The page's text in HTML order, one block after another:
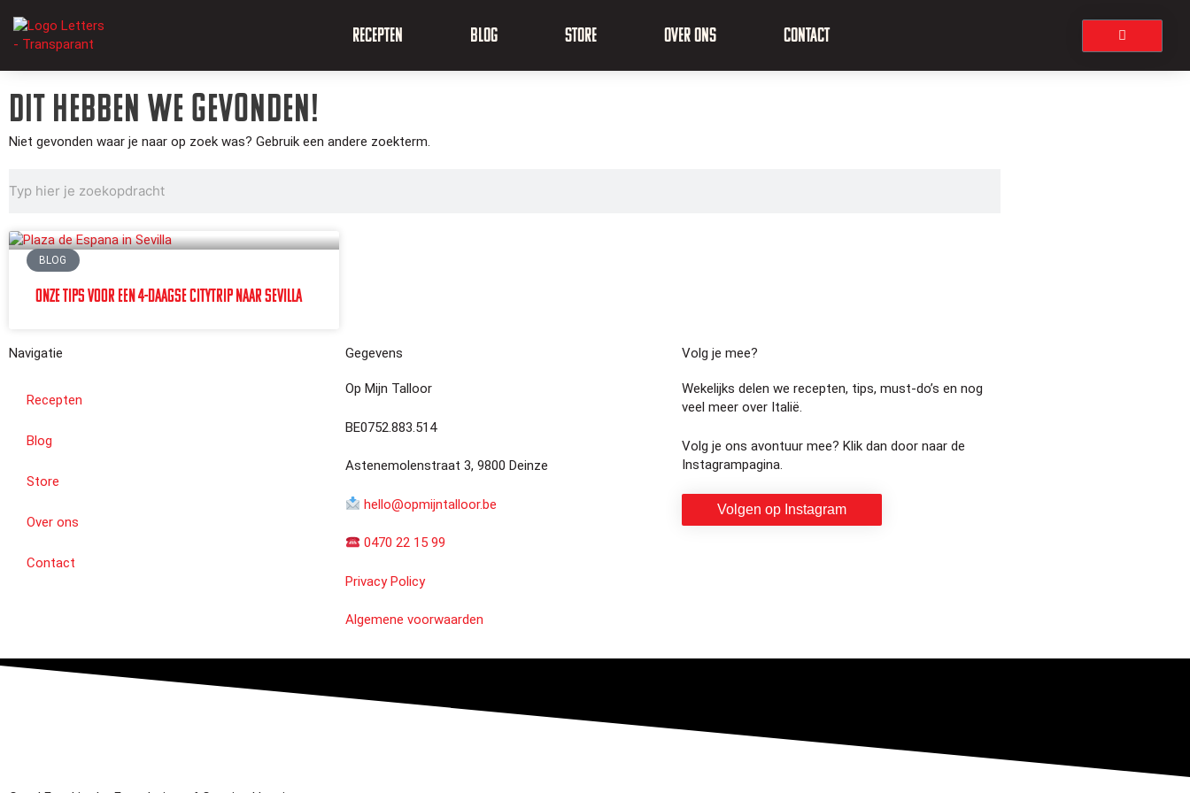
Recepten Blog Store Over ons Contact
Dit hebben we gevonden!
Niet gevonden waar je naar op zoek was? Gebruik een andere zoekterm.
BLOG
Onze tips voor een 4-daagse citytrip naar Sevilla
Navigatie
Recepten
Blog
Store
Over ons
Contact
Gegevens
Op Mijn Talloor
BE0752.883.514
Astenemolenstraat 3, 9800 Deinze
hello@opmijntalloor.be
0470 22 15 99
Privacy Policy
Algemene voorwaarden
Volg je mee?
Wekelijks delen we recepten, tips, must-do’s en nog
veel meer over Italië.
Volg je ons avontuur mee? Klik dan door naar de
Instagrampagina.
Volgen op Instagram